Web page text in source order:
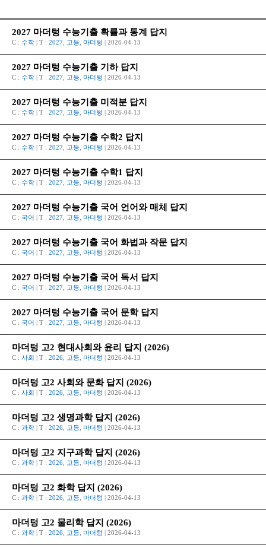
2027 마더텅 수능기출 확률과 통계 답지
C : 수학 | T : 2027 고등 마더텅 | 2026-04-13
2027 마더텅 수능기출 기하 답지
C : 수학 | T : 2027 고등 마더텅 | 2026-04-13
2027 마더텅 수능기출 미적분 답지
C : 수학 | T : 2027 고등 마더텅 | 2026-04-13
2027 마더텅 수능기출 수학2 답지
C : 수학 | T : 2027 고등 마더텅 | 2026-04-13
2027 마더텅 수능기출 수학1 답지
C : 수학 | T : 2027 고등 마더텅 | 2026-04-13
2027 마더텅 수능기출 국어 언어와 매체 답지
C : 국어 | T : 2027 고등 마더텅 | 2026-04-13
2027 마더텅 수능기출 국어 화법과 작문 답지
C : 국어 | T : 2027 고등 마더텅 | 2026-04-13
2027 마더텅 수능기출 국어 독서 답지
C : 국어 | T : 2027 고등 마더텅 | 2026-04-13
2027 마더텅 수능기출 국어 문학 답지
C : 국어 | T : 2027 고등 마더텅 | 2026-04-13
마더텅 고2 현대사회와 윤리 답지 (2026)
C : 사회 | T : 2026 고등 마더텅 | 2026-04-13
마더텅 고2 사회와 문화 답지 (2026)
C : 사회 | T : 2026 고등 마더텅 | 2026-04-13
마더텅 고2 생명과학 답지 (2026)
C : 과학 | T : 2026 고등 마더텅 | 2026-04-13
마더텅 고2 지구과학 답지 (2026)
C : 과학 | T : 2026 고등 마더텅 | 2026-04-13
마더텅 고2 화학 답지 (2026)
C : 과학 | T : 2026 고등 마더텅 | 2026-04-13
마더텅 고2 물리학 답지 (2026)
C : 과학 | T : 2026 고등 마더텅 | 2026-04-13